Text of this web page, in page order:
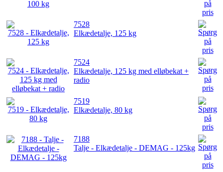
7528
Elkædetalje, 125 kg
7524
Elkædetalje, 125 kg med elløbekat +
radio
7519
Elkædetalje, 80 kg
7188
Talje - Elkædetalje - DEMAG - 125kg